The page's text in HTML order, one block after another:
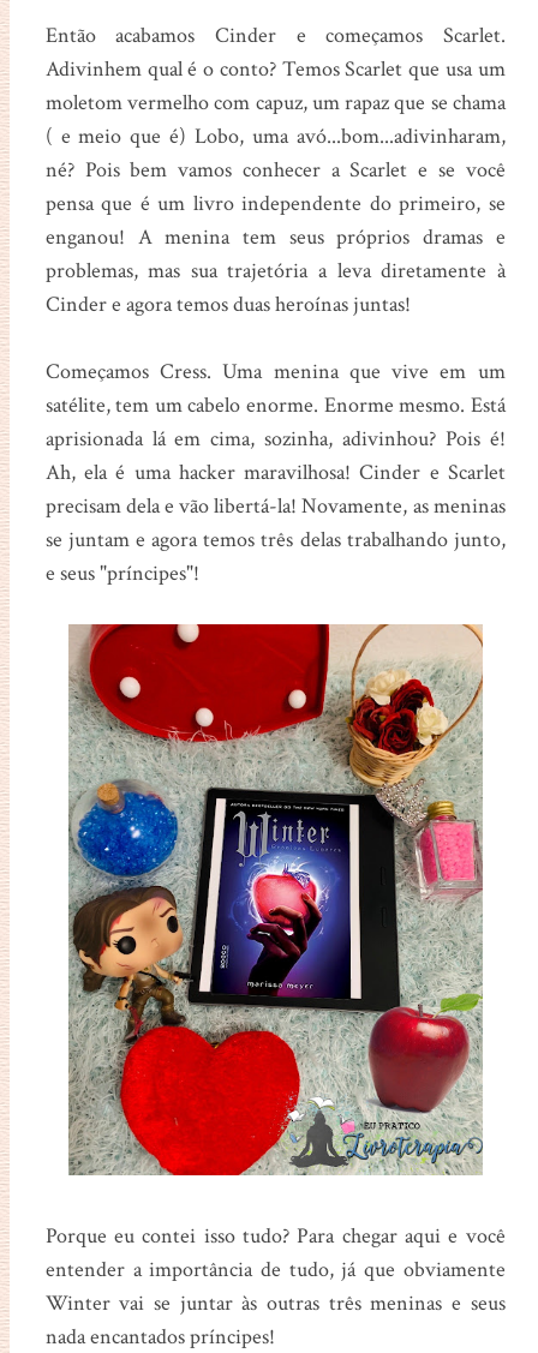
Então acabamos Cinder e começamos Scarlet.
Adivinhem qual é o conto? Temos Scarlet que usa um
moletom vermelho com capuz, um rapaz que se chama
( e meio que é) Lobo, uma avó...bom...adivinharam,
né? Pois bem vamos conhecer a Scarlet e se você
pensa que é um livro independente do primeiro, se
enganou! A menina tem seus próprios dramas e
problemas, mas sua trajetória a leva diretamente à
Cinder e agora temos duas heroínas juntas!
Começamos Cress. Uma menina que vive em um
satélite, tem um cabelo enorme. Enorme mesmo. Está
aprisionada lá em cima, sozinha, adivinhou? Pois é!
Ah, ela é uma hacker maravilhosa! Cinder e Scarlet
precisam dela e vão libertá-la! Novamente, as meninas
se juntam e agora temos três delas trabalhando junto,
e seus "príncipes"!
Porque eu contei isso tudo? Para chegar aqui e você
entender a importância de tudo, já que obviamente
Winter vai se juntar às outras três meninas e seus
nada encantados príncipes!